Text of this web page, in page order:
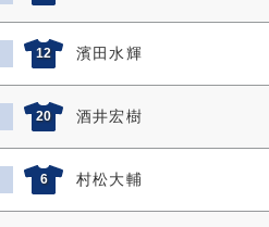
12 濱田水輝
20 酒井宏樹
6 村松大輔